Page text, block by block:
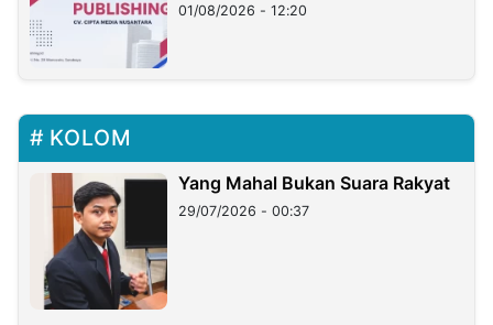
01/08/2026 - 12:20
KOLOM
Yang Mahal Bukan Suara Rakyat
29/07/2026 - 00:37